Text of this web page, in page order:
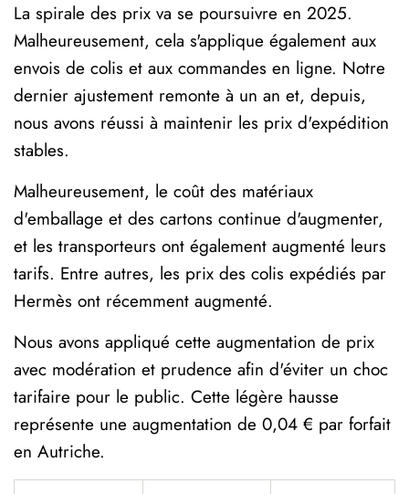
La spirale des prix va se poursuivre en 2025.
Malheureusement, cela s'applique également aux
envois de colis et aux commandes en ligne. Notre
dernier ajustement remonte à un an et, depuis,
nous avons réussi à maintenir les prix d'expédition
stables.
Malheureusement, le coût des matériaux
d'emballage et des cartons continue d'augmenter,
et les transporteurs ont également augmenté leurs
tarifs. Entre autres, les prix des colis expédiés par
Hermès ont récemment augmenté.
Nous avons appliqué cette augmentation de prix
avec modération et prudence afin d'éviter un choc
tarifaire pour le public. Cette légère hausse
représente une augmentation de 0,04 € par forfait
en Autriche.